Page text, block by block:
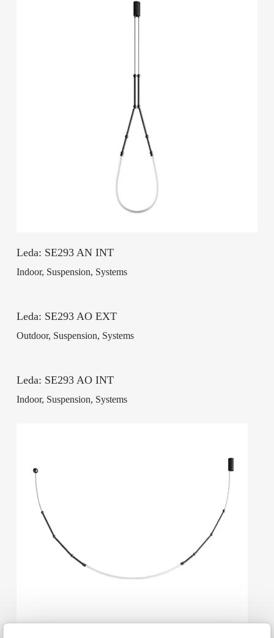
Leda: SE293 AN INT
Indoor, Suspension, Systems
Leda: SE293 AO EXT
Outdoor, Suspension, Systems
Leda: SE293 AO INT
Indoor, Suspension, Systems